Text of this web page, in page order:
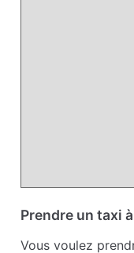
Prendre un taxi
Vous voulez